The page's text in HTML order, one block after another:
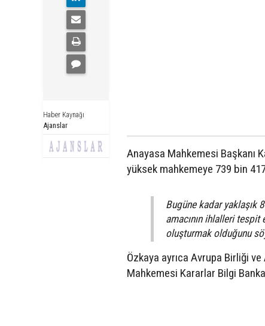
Haber Kaynağı
Ajanslar
Anayasa Mahkemesi Başkanı
yüksek mahkemeye 739 bin 417
Bugüne kadar yaklaşık
amacının ihlalleri
oluşturmak olduğunu
Özkaya ayrıca Avrupa Birliği
Mahkemesi Kararlar Bilgi